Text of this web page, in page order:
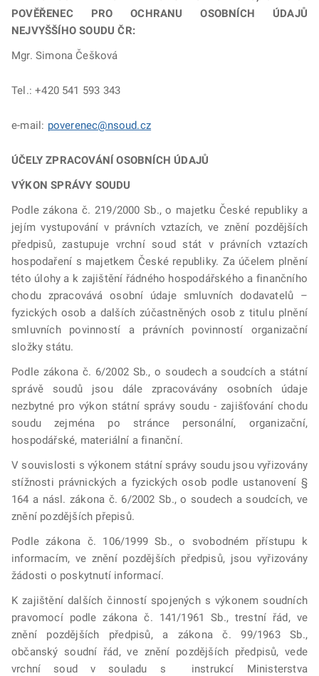
POVĚŘENEC PRO OCHRANU OSOBNÍCH ÚDAJŮ
NEJVYŠŠÍHO SOUDU ČR:
Mgr. Simona Češková
Tel.: +420 541 593 343
e-mail: poverenec@nsoud.cz
ÚČELY ZPRACOVÁNÍ OSOBNÍCH ÚDAJŮ
VÝKON SPRÁVY SOUDU
Podle zákona č. 219/2000 Sb., o majetku České republiky a
jejím vystupování v právních vztazích, ve znění pozdějších
předpisů, zastupuje vrchní soud stát v právních vztazích
hospodaření s majetkem České republiky. Za účelem plnění
této úlohy a k zajištění řádného hospodářského a finančního
chodu zpracovává osobní údaje smluvních dodavatelů –
fyzických osob a dalších zúčastněných osob z titulu plnění
smluvních povinností a právních povinností organizační
složky státu.
Podle zákona č. 6/2002 Sb., o soudech a soudcích a státní
správě soudů jsou dále zpracovávány osobních údaje
nezbytné pro výkon státní správy soudu - zajišťování chodu
soudu zejména po stránce personální, organizační,
hospodářské, materiální a finanční.
V souvislosti s výkonem státní správy soudu jsou vyřizovány
stížnosti právnických a fyzických osob podle ustanovení §
164 a násl. zákona č. 6/2002 Sb., o soudech a soudcích, ve
znění pozdějších přepisů.
Podle zákona č. 106/1999 Sb., o svobodném přístupu k
informacím, ve znění pozdějších předpisů, jsou vyřizovány
žádosti o poskytnutí informací.
K zajištění dalších činností spojených s výkonem soudních
pravomocí podle zákona č. 141/1961 Sb., trestní řád, ve
znění pozdějších předpisů, a zákona č. 99/1963 Sb.,
občanský soudní řád, ve znění pozdějších předpisů, vede
vrchní soud v souladu s instrukcí Ministerstva